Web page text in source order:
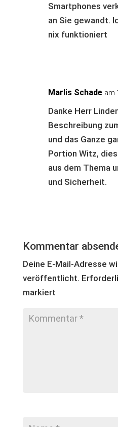
Smartphones
an Sie gewandt.
nix funktioniert
Marlis Schade am
Danke Herr
Beschreibung
und das Ganze
Portion Witz,
aus dem Thema
und Sicherheit.
Kommentar
Deine E-Mail-Adresse
veröffentlicht.
markiert